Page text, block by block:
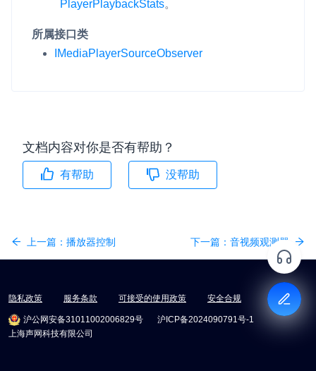
PlayerPlaybackStats。
所属接口类
IMediaPlayerSourceObserver
文档内容对你是否有帮助？
有帮助 没帮助
上一篇： 播放器控制 下一篇： 音视频观测器
隐私政策 服务条款 可接受的使用政策 安全合规
沪公网安备31011002006829号
沪ICP备2024090791号-1
上海声网科技有限公司